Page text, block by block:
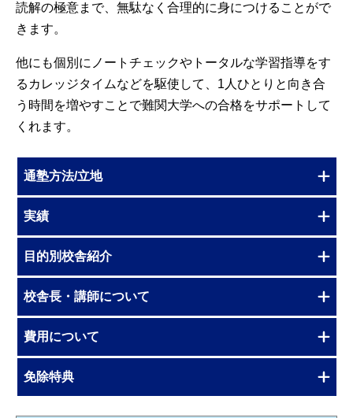
読解の極意まで、無駄なく合理的に身につけることがで
きます。
他にも個別にノートチェックやトータルな学習指導をす
るカレッジタイムなどを駆使して、1人ひとりと向き合
う時間を増やすことで難関大学への合格をサポートして
くれます。
通塾方法/立地
実績
目的別校舎紹介
校舎長・講師について
費用について
免除特典